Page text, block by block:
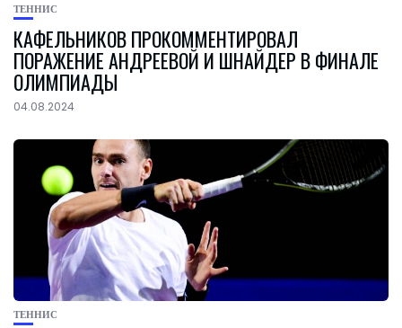
ТЕННИС
КАФЕЛЬНИКОВ ПРОКОММЕНТИРОВАЛ
ПОРАЖЕНИЕ АНДРЕЕВОЙ И ШНАЙДЕР В ФИНАЛЕ
ОЛИМПИАДЫ
04.08.2024
ТЕННИС